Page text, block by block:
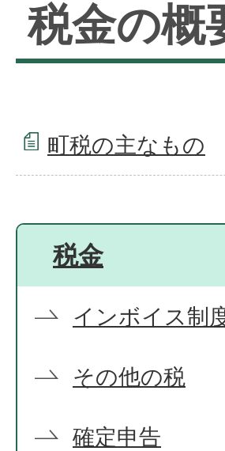
税金の概
町税の主なもの
税金
インボイス制
その他の税
確定申告